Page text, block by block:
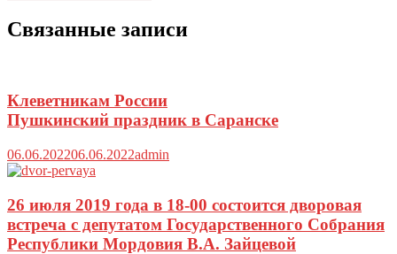
Связанные записи
Клеветникам России
Пушкинский праздник в Саранске
06.06.202206.06.2022admin
26 июля 2019 года в 18-00 состоится дворовая
встреча с депутатом Государственного Собрания
Республики Мордовия В.А. Зайцевой